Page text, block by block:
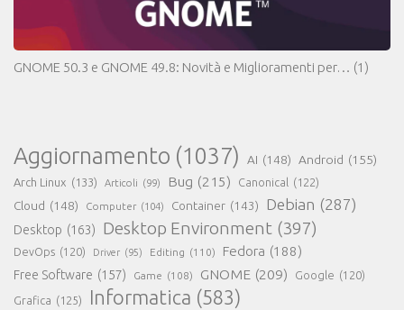
GNOME 50.3 e GNOME 49.8: Novità e Miglioramenti per… (1)
Aggiornamento (1037) AI (148) Android (155)
Arch Linux (133) Articoli (99) Bug (215) Canonical (122)
Cloud (148) Computer (104) Container (143) Debian (287)
Desktop (163) Desktop Environment (397)
DevOps (120) Driver (95) Editing (110) Fedora (188)
Free Software (157) Game (108) GNOME (209) Google (120)
Grafica (125) Informatica (583)